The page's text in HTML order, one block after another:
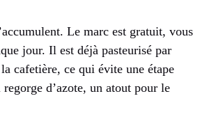
Le marc est gratuit, vous
jour. Il est déjà pasteurisé par
cafetière, ce qui évite une étape
d’azote, un atout pour le